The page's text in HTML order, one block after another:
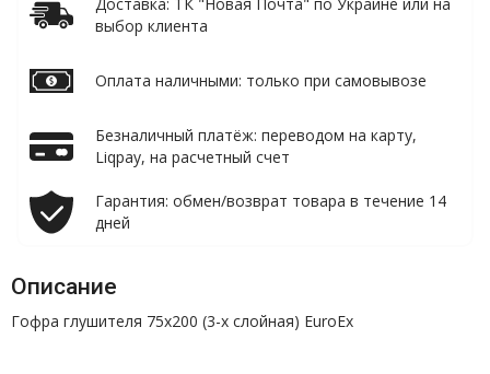
выбор клиента
Оплата наличными: только при самовывозе
Безналичный платёж: переводом на карту,
Liqpay, на расчетный счет
Гарантия: обмен/возврат товара в течение 14
дней
Описание
Гофра глушителя 75x200 (3-х слойная) EuroEx